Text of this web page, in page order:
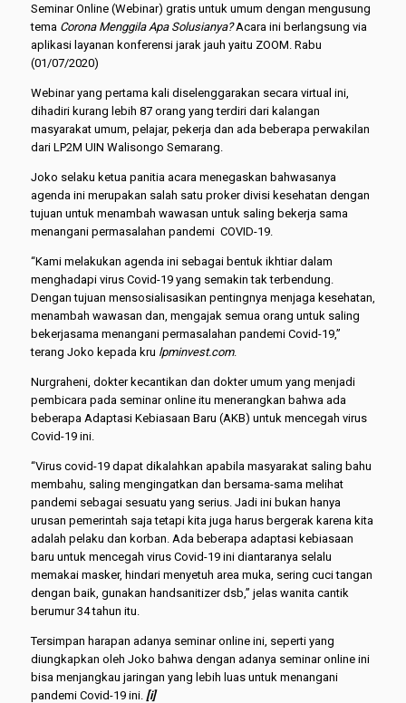
Seminar Online (Webinar) gratis untuk umum dengan mengusung
tema Corona Menggila Apa Solusianya?Acara ini berlangsung via
aplikasi layanan konferensi jarak jauh yaitu ZOOM. Rabu
(01/07/2020)
Webinar yang pertama kali diselenggarakan secara virtual ini,
dihadiri kurang lebih 87 orang yang terdiri dari kalangan
masyarakat umum, pelajar, pekerja dan ada beberapa perwakilan
dari LP2M UIN Walisongo Semarang.
Joko selaku ketua panitia acara menegaskan bahwasanya
agenda ini merupakan salah satu proker divisi kesehatan dengan
tujuan untuk menambah wawasan untuk saling bekerja sama
menangani permasalahan pandemi COVID-19.
“Kami melakukan agenda ini sebagai bentuk ikhtiar dalam
menghadapi virus Covid-19 yang semakin tak terbendung.
Dengan tujuan mensosialisasikan pentingnya menjaga kesehatan,
menambah wawasan dan, mengajak semua orang untuk saling
bekerjasama menangani permasalahan pandemi Covid-19,”
terang Joko kepada kru lpminvest.com.
Nurgraheni, dokter kecantikan dan dokter umum yang menjadi
pembicara pada seminar online itu menerangkan bahwa ada
beberapa Adaptasi Kebiasaan Baru (AKB) untuk mencegah virus
Covid-19 ini.
“Virus covid-19 dapat dikalahkan apabila masyarakat saling bahu
membahu, saling mengingatkan dan bersama-sama melihat
pandemi sebagai sesuatu yang serius. Jadi ini bukan hanya
urusan pemerintah saja tetapi kita juga harus bergerak karena kita
adalah pelaku dan korban. Ada beberapa adaptasi kebiasaan
baru untuk mencegah virus Covid-19 ini diantaranya selalu
memakai masker, hindari menyetuh area muka, sering cuci tangan
dengan baik, gunakan handsanitizer dsb,” jelas wanita cantik
berumur 34 tahun itu.
Tersimpan harapan adanya seminar online ini, seperti yang
diungkapkan oleh Joko bahwa dengan adanya seminar online ini
bisa menjangkau jaringan yang lebih luas untuk menangani
pandemi Covid-19 ini. [i]